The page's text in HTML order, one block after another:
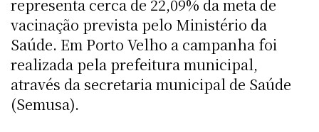
representa cerca de 22,09% da meta de
vacinação prevista pelo Ministério da
Saúde. Em Porto Velho a campanha foi
realizada pela prefeitura municipal,
através da secretaria municipal de Saúde
(Semusa).